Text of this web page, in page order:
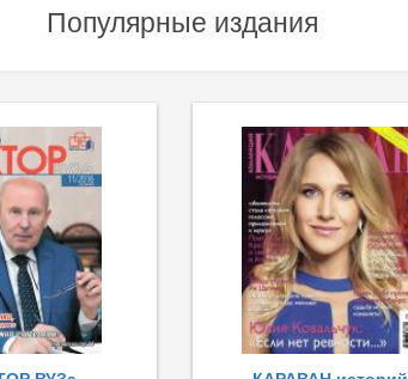
Популярные издания